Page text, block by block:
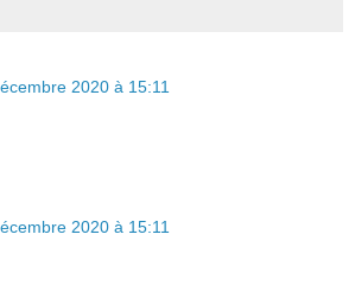
2020 à 15:11
2020 à 15:11